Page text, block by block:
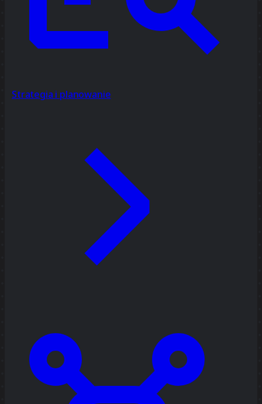
Strategia i planowanie